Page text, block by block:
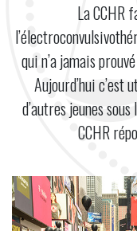
La CCHR
qui n’a jamais
Aujourd’hui c’est
d’autres jeunes
CCHR